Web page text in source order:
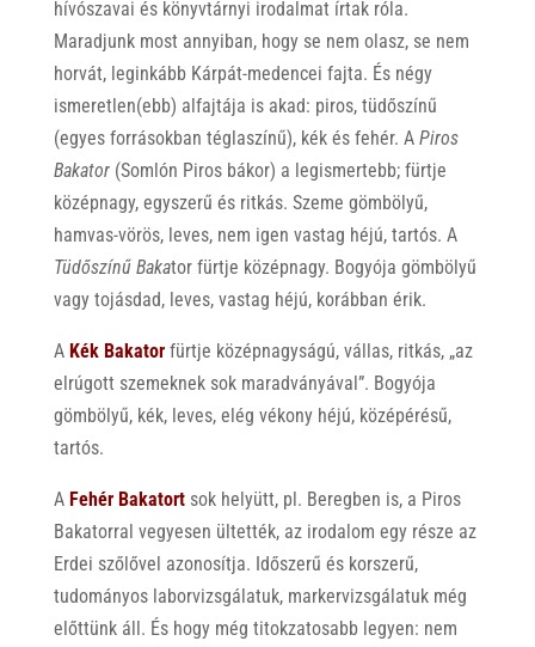
hívószavai és könyvtárnyi irodalmat írtak róla.
Maradjunk most annyiban, hogy se nem olasz, se nem
horvát, leginkább Kárpát-medencei fajta. És négy
ismeretlen(ebb) alfajtája is akad: piros, tüdőszínű
(egyes forrásokban téglaszínű), kék és fehér. A Piros
Bakator (Somlón Piros bákor) a legismertebb; fürtje
középnagy, egyszerű és ritkás. Szeme gömbölyű,
hamvas-vörös, leves, nem igen vastag héjú, tartós. A
Tüdőszínű Bakator fürtje középnagy. Bogyója gömbölyű
vagy tojásdad, leves, vastag héjú, korábban érik.
A Kék Bakatorfürtje középnagyságú, vállas, ritkás, „az
elrúgott szemeknek sok maradványával”. Bogyója
gömbölyű, kék, leves, elég vékony héjú, középérésű,
tartós.
A Fehér Bakatortsok helyütt, pl. Beregben is, a Piros
Bakatorral vegyesen ültették, az irodalom egy része az
Erdei szőlővel azonosítja. Időszerű és korszerű,
tudományos laborvizsgálatuk, markervizsgálatuk még
előttünk áll. És hogy még titokzatosabb legyen: nem